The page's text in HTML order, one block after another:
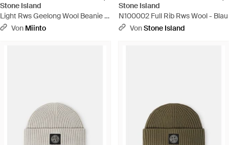
Stone Island
Light Rws Geelong Wool Beanie -
Schwarz
Von Miinto
Stone Island
N100002 Full Rib Rws Wool - Blau
VonStone Island